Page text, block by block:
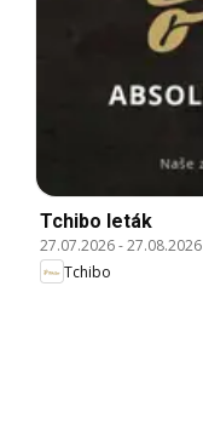
Tchibo leták
27.07.2026-27.08.2026
Tchibo